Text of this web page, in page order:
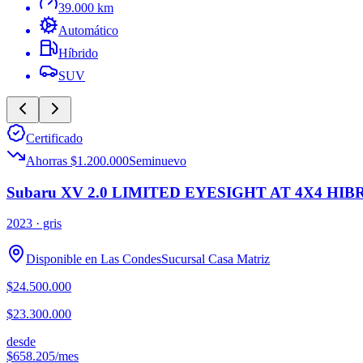
39.000 km
Automático
Híbrido
SUV
Certificado
Ahorras $1.200.000Seminuevo
Subaru XV 2.0 LIMITED EYESIGHT AT 4X4
2023 · gris
Disponible en Las CondesSucursal Casa Matriz
$24.500.000
$23.300.000
desde
$658.205/mes